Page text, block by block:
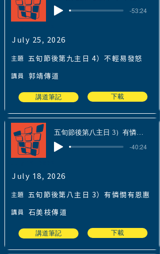
-53:24
July 25, 2026
主題 五旬節後第九主日 4）不輕易發怒
講員 郭靖傳道
講道筆記 下載
五旬節後第八主日 3）有憐憫有恩惠
-40:24
July 18, 2026
主題 五旬節後第八主日 3）有憐憫有恩惠
講員 石美枝傳道
講道筆記 下載